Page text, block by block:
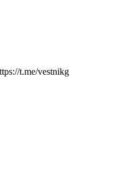
t.me/vestnikg